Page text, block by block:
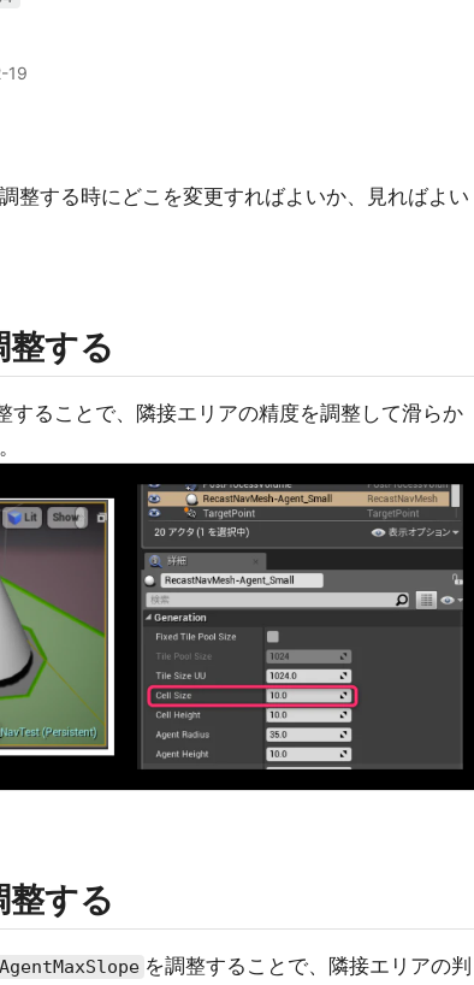
19
整する時にどこを変更すればよいか、見ればよい
する
することで、隣接エリアの精度を調整して滑らか
する
AgentMaxSlope を調整することで、隣接エリアの判